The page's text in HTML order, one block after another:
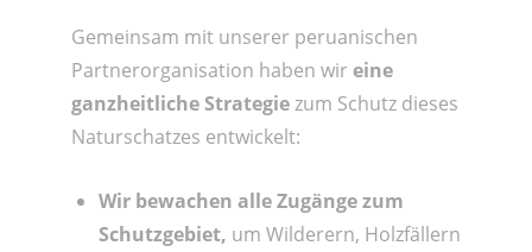
Gemeinsam mit unserer peruanischen
Partnerorganisation haben wir eine
ganzheitliche Strategiezum Schutz dieses
Naturschatzes entwickelt:
Wir bewachen alle Zugänge zum
Schutzgebiet, um Wilderern, Holzfällern